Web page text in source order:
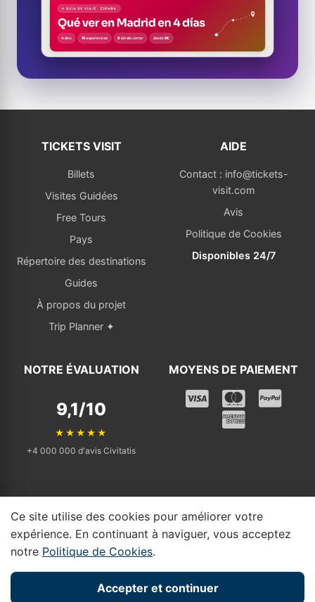
TICKETS VISIT
Billets
Visites Guidées
Free Tours
Pays
Répertoire des destinations
Guides
À propos du projet
Trip Planner ✦
AIDE
Contact : info@tickets-
visit.com
Avis
Politique de Cookies
Disponibles 24/7
NOTRE ÉVALUATION
9,1/10
★★★★★
+4 000 000 d'avis Civitatis
MOYENS DE PAIEMENT
© 2025 - 2026 Tickets Visit. Tous droits réservés. | Affilié indépendant
qui renvoie vers Civitatis.
liens, nous pouvons percevoir une petite commission sans
Ce site utilise des cookies pour améliorer votre
expérience. En continuant à naviguer, vous acceptez
notre Politique de Cookies.
Accepter et continuer